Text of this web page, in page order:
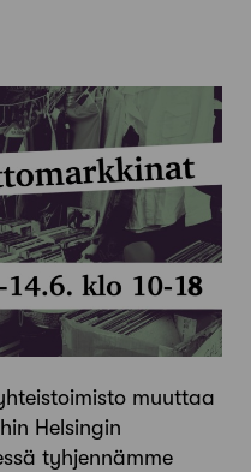
muuttaa
Helsingin
tyhjennämme